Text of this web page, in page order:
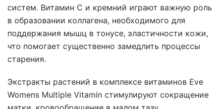
систем. Витамин С и кремний играют важную роль
в образовании коллагена, необходимого для
поддержания мышц в тонусе, эластичности кожи,
что помогает существенно замедлить процессы
старения.
Экстракты растений в комплексе витаминов Eve
Womens Multiple Vitamin стимулируют сокращение